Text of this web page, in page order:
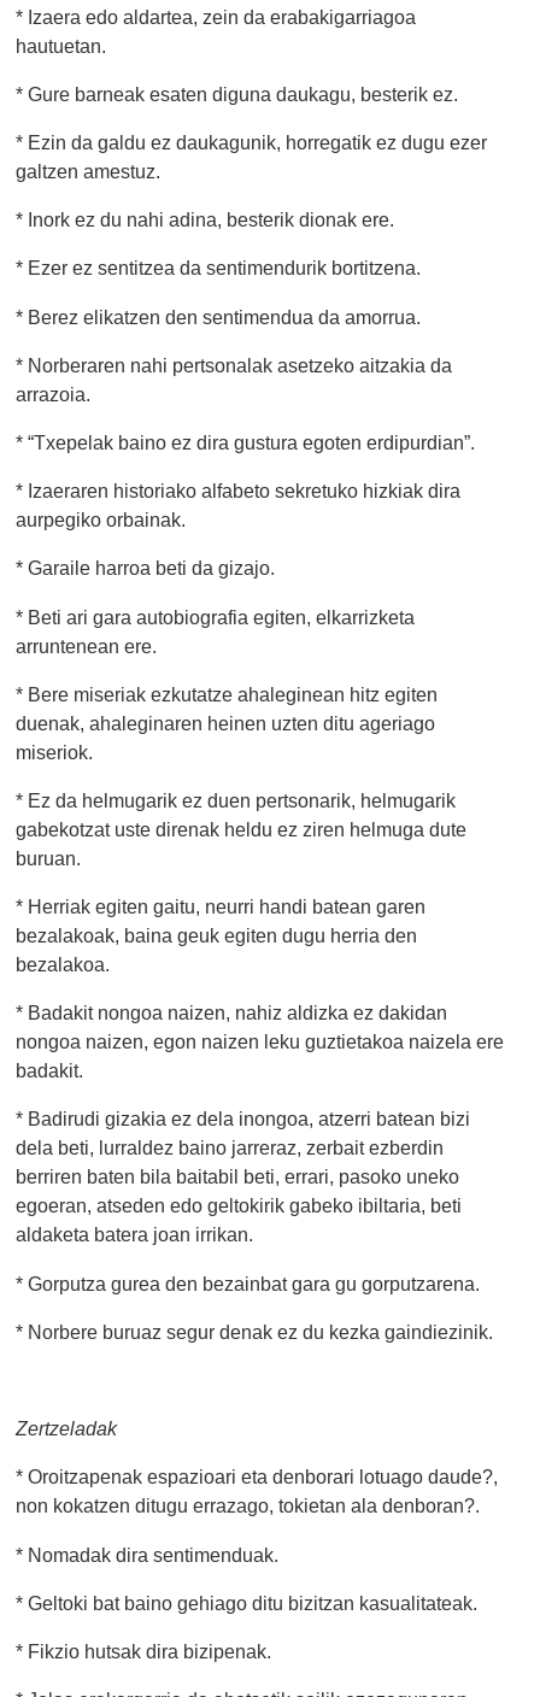
* Izaera edo aldartea, zein da erabakigarriagoa
hautuetan.
* Gure barneak esaten diguna daukagu, besterik ez.
* Ezin da galdu ez daukagunik, horregatik ez dugu ezer
galtzen amestuz.
* Inork ez du nahi adina, besterik dionak ere.
* Ezer ez sentitzea da sentimendurik bortitzena.
* Berez elikatzen den sentimendua da amorrua.
* Norberaren nahi pertsonalak asetzeko aitzakia da
arrazoia.
* “Txepelak baino ez dira gustura egoten erdipurdian”.
* Izaeraren historiako alfabeto sekretuko hizkiak dira
aurpegiko orbainak.
* Garaile harroa beti da gizajo.
* Beti ari gara autobiografia egiten, elkarrizketa
arruntenean ere.
* Bere miseriak ezkutatze ahaleginean hitz egiten
duenak, ahaleginaren heinen uzten ditu ageriago
miseriok.
* Ez da helmugarik ez duen pertsonarik, helmugarik
gabekotzat uste direnak heldu ez ziren helmuga dute
buruan.
* Herriak egiten gaitu, neurri handi batean garen
bezalakoak, baina geuk egiten dugu herria den
bezalakoa.
* Badakit nongoa naizen, nahiz aldizka ez dakidan
nongoa naizen, egon naizen leku guztietakoa naizela ere
badakit.
* Badirudi gizakia ez dela inongoa, atzerri batean bizi
dela beti, lurraldez baino jarreraz, zerbait ezberdin
berriren baten bila baitabil beti, errari, pasoko uneko
egoeran, atseden edo geltokirik gabeko ibiltaria, beti
aldaketa batera joan irrikan.
* Gorputza gurea den bezainbat gara gu gorputzarena.
* Norbere buruaz segur denak ez du kezka gaindiezinik.
Zertzeladak
* Oroitzapenak espazioari eta denborari lotuago daude?,
non kokatzen ditugu errazago, tokietan ala denboran?.
* Nomadak dira sentimenduak.
* Geltoki bat baino gehiago ditu bizitzan kasualitateak.
* Fikzio hutsak dira bizipenak.